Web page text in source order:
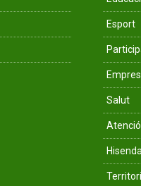
Esport
Salut
Atenció
Hisenda
Territori